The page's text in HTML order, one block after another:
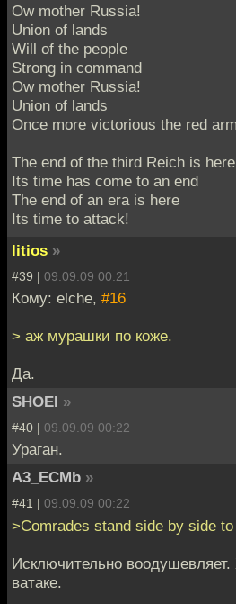
Ow mother Russia!
Union of lands
Will of the people
Strong in command
Ow mother Russia!
Union of lands
Once more victorious the red
The end of the third Reich is here
Its time has come to an end
The end of an era is here
Its time to attack!
litios »
#39 | 09.09.09 00:21
Кому: elche, #16
> аж мурашки по коже.
Да.
SHOEI »
#40 | 09.09.09 00:22
Ураган.
A3_ECMb »
#41 | 09.09.09 00:22
>Comrades stand side by side
Исключительно воодушевляет.
ватаке.